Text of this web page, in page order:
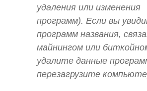
удаления или изменения
программ). Если вы
программ названия,
майнингом или
удалите данные
перезагрузите